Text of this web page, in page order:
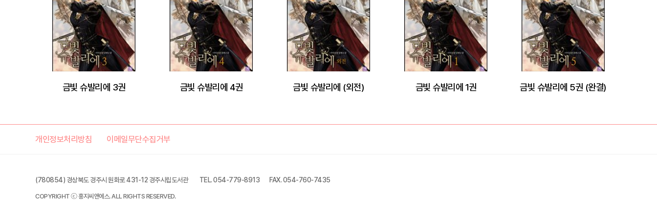
금빛 슈발리에 3권 금빛 슈발리에 4권 금빛 슈발리에 (외전) 금빛 슈발리에 1권 금빛 슈발리에 5권 (완결)
개인정보처리방침 이메일무단수집거부
(780854) 경상북도 경주시 원화로 431-12 경주시립도서관 TEL. 054-779-8913 FAX. 054-760-7435
COPYRIGHT ⓒ 홍지씨앤에스. ALL RIGHTS RESERVED.